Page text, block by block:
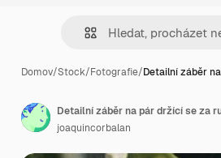
Domov/Stock/Fotografie/Detailní záběr
Detailní záběr na pár držící se za
joaquincorbalan